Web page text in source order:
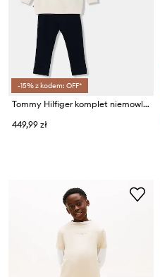
-15% z kodem: OFF*
Tommy Hilfiger komplet niemowlęcy z bawełną
449,99 zł